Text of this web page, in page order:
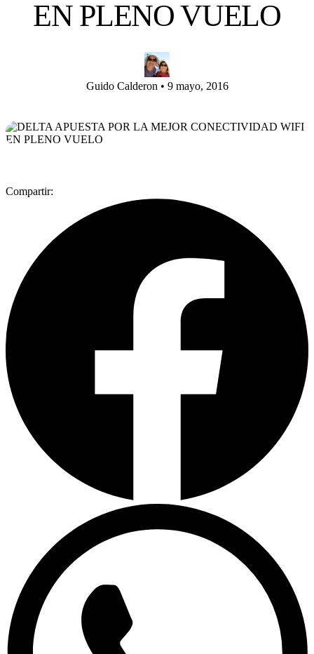
EN PLENO VUELO
Guido Calderon • 9 mayo, 2016
Compartir: